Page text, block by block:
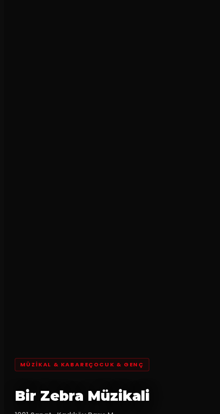
MÜZIKAL & KABAREÇOCUK & GENÇ
Bir Zebra Müzikali